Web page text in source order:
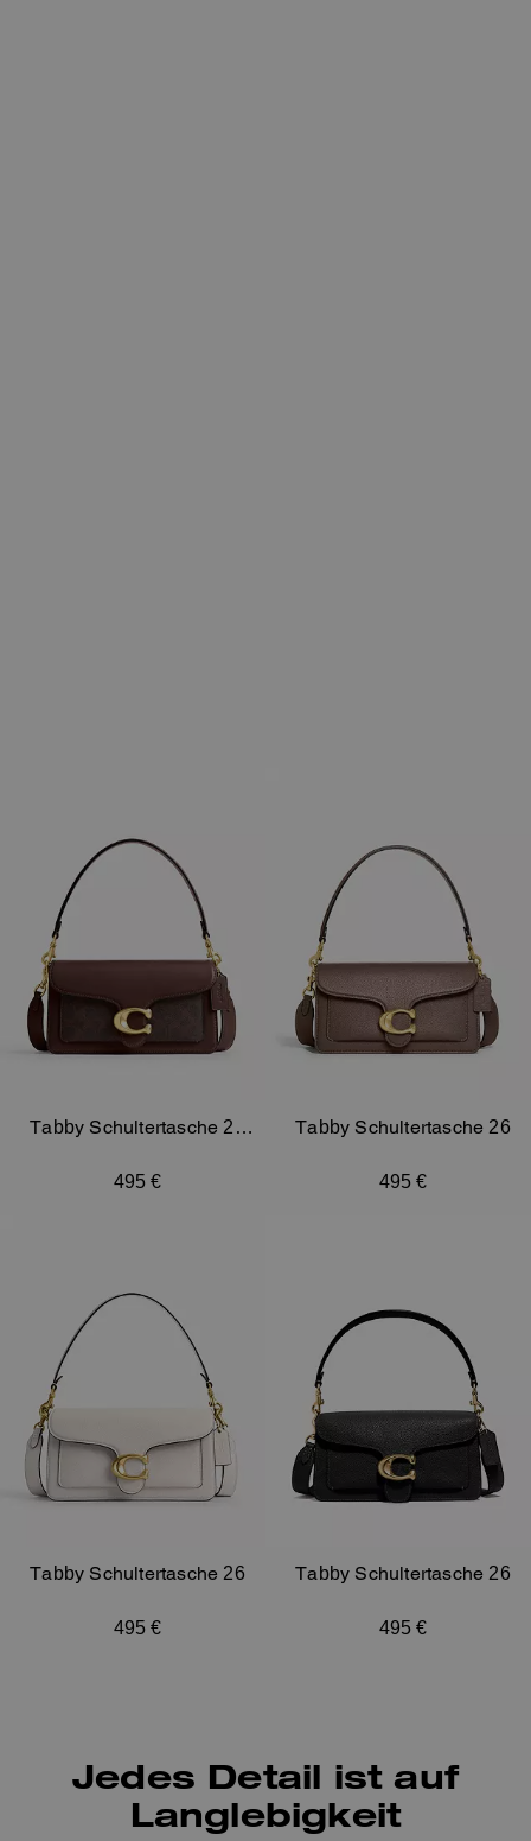
Tabby Schultertasche 26
495 €
Tabby Schultertasche 26
495 €
Tabby Schultertasche 26
495 €
Tabby Schultertasche 26
495 €
Jedes Detail ist auf
Langlebigkeit